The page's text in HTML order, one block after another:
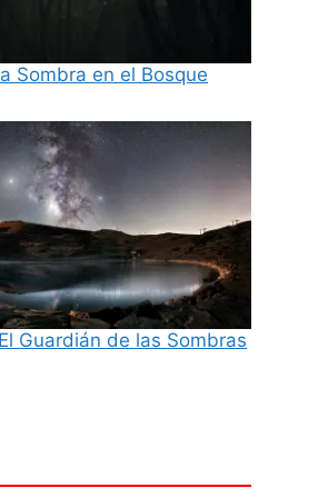
Sombra en el Bosque
Guardián de las Sombras